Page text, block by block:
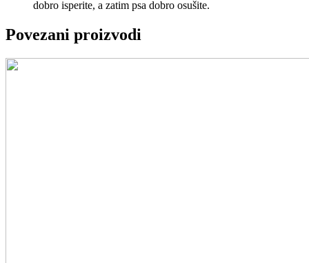
dobro isperite, a zatim psa dobro osušite.
Povezani proizvodi